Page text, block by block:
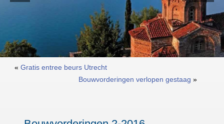
«Gratis entree beurs Utrecht
Bouwvorderingen verlopen gestaag »